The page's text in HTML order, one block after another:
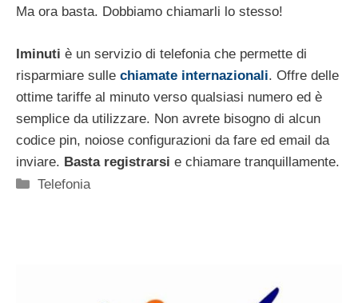
Ma ora basta. Dobbiamo chiamarli lo stesso!
Iminuti è un servizio di telefonia che permette di
risparmiare sulle chiamate internazionali. Offre delle
ottime tariffe al minuto verso qualsiasi numero ed è
semplice da utilizzare. Non avrete bisogno di alcun
codice pin, noiose configurazioni da fare ed email da
inviare. Basta registrarsi e chiamare tranquillamente.
Categorie
Telefonia